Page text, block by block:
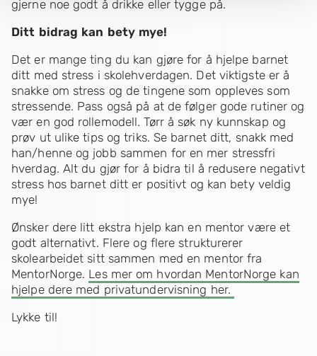
gjerne noe godt å drikke eller tygge på.
Ditt bidrag kan bety mye!
Det er mange ting du kan gjøre for å hjelpe barnet
ditt med stress i skolehverdagen. Det viktigste er å
snakke om stress og de tingene som oppleves som
stressende. Pass også på at de følger gode rutiner og
vær en god rollemodell. Tørr å søk ny kunnskap og
prøv ut ulike tips og triks. Se barnet ditt, snakk med
han/henne og jobb sammen for en mer stressfri
hverdag. Alt du gjør for å bidra til å redusere negativt
stress hos barnet ditt er positivt og kan bety veldig
mye!
Ønsker dere litt ekstra hjelp kan en mentor være et
godt alternativt. Flere og flere strukturerer
skolearbeidet sitt sammen med en mentor fra
MentorNorge. Les mer om hvordan MentorNorge kan
hjelpe dere med privatundervisning her.
Lykke til!